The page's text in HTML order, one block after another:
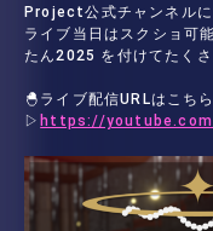
Project公式チャンネルに
ライブ当日はスクショ可
たん2025 を付けてたく
🐣ライブ配信URLはこち
▷ https://